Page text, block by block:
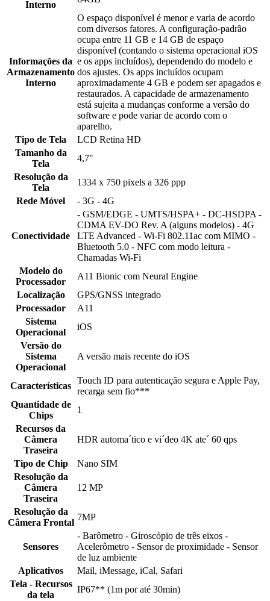
Interno
Informações da
Armazenamento
Interno
O espaço disponível é menor e varia de acordo
com diversos fatores. A configuração-padrão
ocupa entre 11 GB e 14 GB de espaço
disponível (contando o sistema operacional iOS
e os apps incluídos), dependendo do modelo e
dos ajustes. Os apps incluídos ocupam
aproximadamente 4 GB e podem ser apagados e
restaurados. A capacidade de armazenamento
está sujeita a mudanças conforme a versão do
software e pode variar de acordo com o
aparelho.
Tipo de Tela
LCD Retina HD
Tamanho da
Tela
4,7"
Resolução da
Tela
1334 x 750 pixels a 326 ppp
Rede Móvel
- 3G - 4G
Conectividade
- GSM/EDGE - UMTS/HSPA+ - DC-HSDPA -
CDMA EV-DO Rev. A (alguns modelos) - 4G
LTE Advanced - Wi-Fi 802.11ac com MIMO -
Bluetooth 5.0 - NFC com modo leitura -
Chamadas Wi-Fi
Modelo do
Processador
A11 Bionic com Neural Engine
Localização
GPS/GNSS integrado
Processador
A11
Sistema
Operacional
iOS
Versão do
Sistema
Operacional
A versão mais recente do iOS
Características
Touch ID para autenticação segura e Apple Pay,
recarga sem fio***
Quantidade de
Chips
1
Recursos da
Câmera
Traseira
HDR automa´tico e vi´deo 4K ate´ 60 qps
Tipo de Chip
Nano SIM
Resolução da
Câmera
Traseira
12 MP
Resolução da
Câmera Frontal
7MP
Sensores
- Barômetro - Giroscópio de três eixos -
Acelerômetro - Sensor de proximidade - Sensor
de luz ambiente
Aplicativos
Mail, iMessage, iCal, Safari
Tela - Recursos
da tela
IP67** (1m por até 30min)